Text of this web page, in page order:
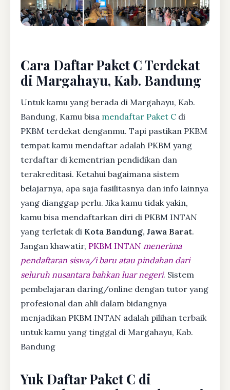
Cara Daftar Paket C Terdekat
di Margahayu, Kab. Bandung
Untuk kamu yang berada di Margahayu, Kab.
Bandung, Kamu bisa mendaftar Paket C di
PKBM terdekat denganmu. Tapi pastikan PKBM
tempat kamu mendaftar adalah PKBM yang
terdaftar di kementrian pendidikan dan
terakreditasi. Ketahui bagaimana sistem
belajarnya, apa saja fasilitasnya dan info lainnya
yang dianggap perlu. Jika kamu tidak yakin,
kamu bisa mendaftarkan diri di PKBM INTAN
yang terletak di Kota Bandung, Jawa Barat.
Jangan khawatir, PKBM INTAN menerima
pendaftaran siswa/i baru atau pindahan dari
seluruh nusantara bahkan luar negeri. Sistem
pembelajaran daring/online dengan tutor yang
profesional dan ahli dalam bidangnya
menjadikan PKBM INTAN adalah pilihan terbaik
untuk kamu yang tinggal di Margahayu, Kab.
Bandung
Yuk Daftar Paket C di